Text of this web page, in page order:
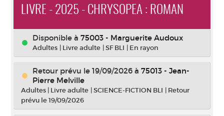
LIVRE - 2025 - CHRYSOPEA : ROMAN
Disponible à 75003 - Marguerite Audoux
Adultes | Livre adulte |SF BLI | En rayon
Retour prévu le 19/09/2026 à 75013 - Jean-
Pierre Melville
Adultes | Livre adulte |SCIENCE-FICTION BLI | Retour
prévu le 19/09/2026